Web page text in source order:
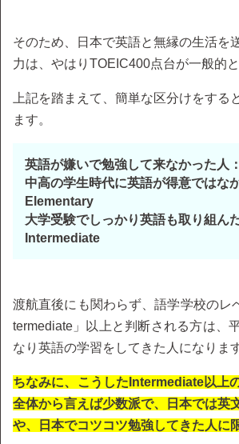
そのため、日本で英語と無縁の生活を
力は、やはりTOEIC400点台が一般的
上記を踏まえて、簡単な区分けをする
ます。
英語が嫌いで勉強して来なかった人
中高の学生時代に英語が得意ではな
Elementary
大学受験でしっかり英語も取り組ん
Intermediate
渡航直後にも関わらず、語学学校のレ
termediate」以上と判断される方は、
なり英語の学習をしてきた人になりま
ちなみに、こうしたIntermediate以上
全体から言えば少数派で、日本では英
や、日本でコツコツ勉強してきた人に